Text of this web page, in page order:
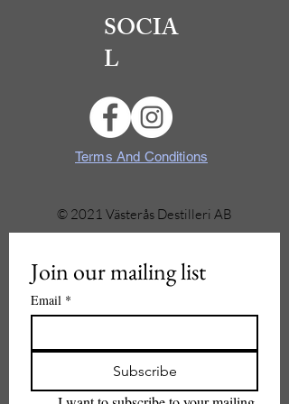
SOCIA
L
Terms And Conditions
© 2021 Västerås Destilleri AB
Join our mailing list
Email *
Subscribe